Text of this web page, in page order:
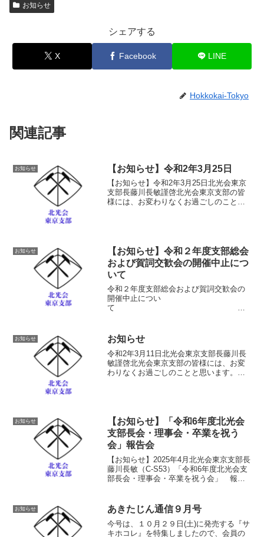
お知らせ
シェアする
X Facebook LINE
Hokkokai-Tokyo
関連記事
お知らせ 【お知らせ】令和2年3月25日
【お知らせ】令和2年3月25日北光会東京
支部長藤川長敏謹啓北光会東京支部の皆
様には、お変わりなくお過ごしのことと
お知らせ
【お知らせ】令和２年度支部総会
および賀詞交歓会の開催中止につ
いて
令和２年度支部総会および賀詞交歓会の
開催中止につい
て
なさまにおかれましてはお変わりなくお
過ごしのことと存じます。さて、東京支
部総...
お知らせ お知らせ
令和2年3月11日北光会東京支部長藤川長
敏謹啓北光会東京支部の皆様には、お変
わりなくお過ごしのことと思います。さ
お知らせ
【お知らせ】「令和6年度北光会
支部長会・理事会・卒業を祝う
会」報告会
【お知らせ】2025年4月北光会東京支部長
藤川長敏（C-S53）「令和6年度北光会支
部長会・理事会・卒業を祝う会」 報告
会」 の東京支部報告会を下記のとおり
行います...
お知らせ あきたじん通信９月号
今号は、１０月２９日(土)に発売する『サ
キホコレ』を特集しましたので、会員の